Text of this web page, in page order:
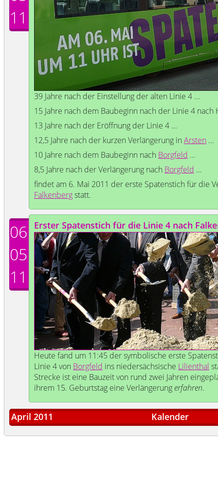
11
39 Jahre nach der Einstellung der alten Linie 4 ...
15 Jahre nach dem Baubeginn nach der Linie 4 nach
13 Jahre nach der Eröffnung der Linie 4 ...
12,5 Jahre nach der kurzen Verlängerung inArsten ...
10 Jahre nach dem Baubeginn nach Borgfeld ...
8,5 Jahre nach der Verlängerung nach Borgfeld ...
findet am 6. Mai 2011 der erste Spatenstich für die
Falkenbergstatt.
06
05
11
Erster Spatenstich für die Linie 4 nach
Heute fand um 11:45 der symbolische erste
Linie 4 von Borgfeld ins niedersächsische Lilienthal
Strecke ist eine Bauzeit von rund zwei Jahren
ihrem 15. Geburtstag eine Verlängerungerfahren.
April 2011 Kalender